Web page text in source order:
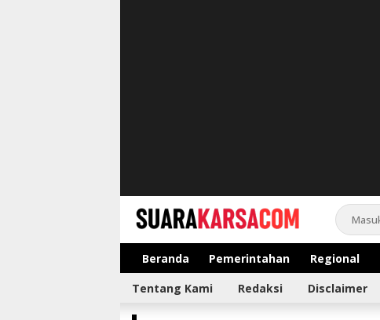
suarakarsa.com
Informasi terpercaya
Beranda Pemerintahan Regional
Tentang Kami Redaksi Disclaimer